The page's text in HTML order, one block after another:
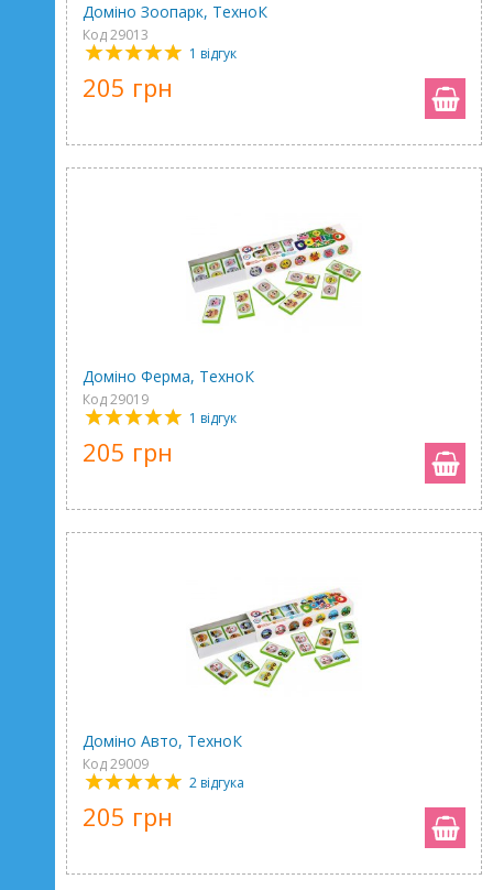
Доміно Зоопарк, ТехноК
Код 29013
1 відгук
205 грн
Доміно Ферма, ТехноК
Код 29019
1 відгук
205 грн
Доміно Авто, ТехноК
Код 29009
2 відгука
205 грн